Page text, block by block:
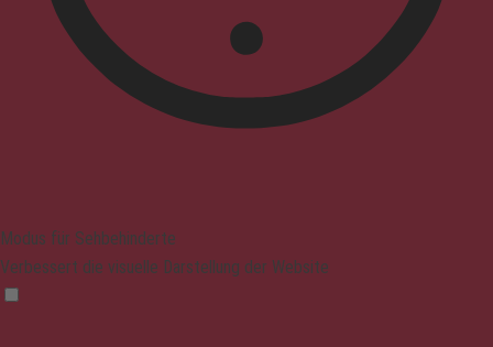
Modus für Sehbehinderte
Verbessert die visuelle Darstellung der Website